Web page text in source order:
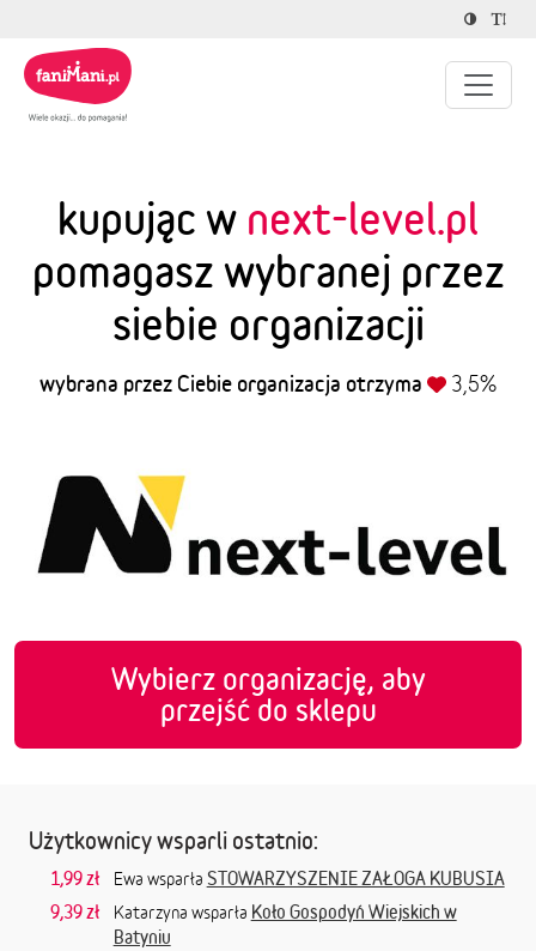
kupując w next-level.pl
pomagasz wybranej przez
siebie organizacji
wybrana przez Ciebie organizacja otrzyma 3,5%
Wybierz organizację, aby
przejść do sklepu
Użytkownicy wsparli ostatnio:
1,99 zł Ewa wsparła STOWARZYSZENIE ZAŁOGA KUBUSIA
9,39 zł
Katarzyna wsparła Koło Gospodyń Wiejskich w
Batyniu